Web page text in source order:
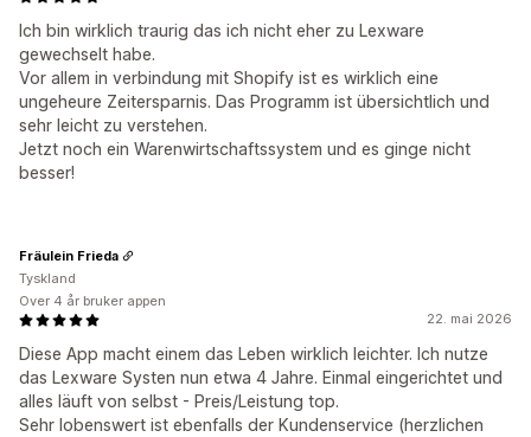
Ich bin wirklich traurig das ich nicht eher zu Lexware
gewechselt habe.
Vor allem in verbindung mit Shopify ist es wirklich eine
ungeheure Zeitersparnis. Das Programm ist übersichtlich und
sehr leicht zu verstehen.
Jetzt noch ein Warenwirtschaftssystem und es ginge nicht
besser!
22. mai 2026
Diese App macht einem das Leben wirklich leichter. Ich nutze
das Lexware Systen nun etwa 4 Jahre. Einmal eingerichtet und
alles läuft von selbst - Preis/Leistung top.
Sehr lobenswert ist ebenfalls der Kundenservice (herzlichen
Fräulein Frieda
Tyskland
Over 4 år bruker appen